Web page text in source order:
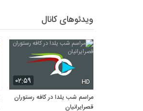
ویدئوهای کانال
۰۲:۵۹ HD
مراسم شب یلدا در کافه رستوران
قصرایرانیان